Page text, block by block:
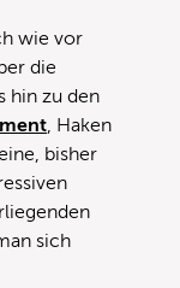
wie vor
die
hin zu den
, Haken
bisher
sich